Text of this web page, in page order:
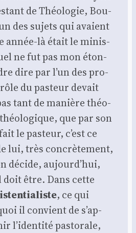
de Théo­lo­gie, Bou­
des sujets qui avaient
année-là était le minis­
ne fut pas mon éton­
dire par l’un des pro­
du pas­teur devait
tant de manière théo­
que par son
le pas­teur, c’est ce
lui, très concrè­te­ment,
décide, aujourd’hui,
doit être. Dans cette
, ce qui
il convient de s’ap­
l’i­den­ti­té pas­to­rale,